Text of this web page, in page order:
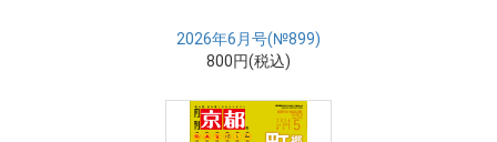
2026年6月号(№899)
800円(税込)